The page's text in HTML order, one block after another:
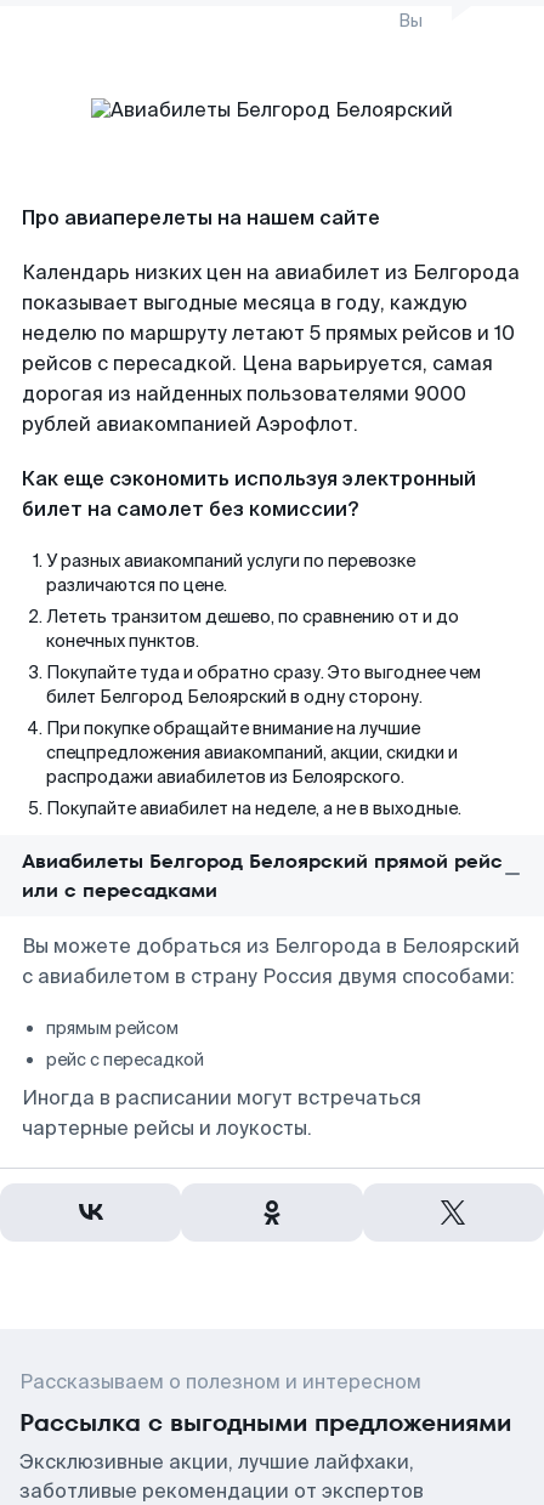
Вы
Про авиаперелеты на нашем сайте
Календарь низких цен на авиабилет из Белгорода
показывает выгодные месяца в году, каждую
неделю по маршруту летают 5 прямых рейсов и 10
рейсов с пересадкой. Цена варьируется, самая
дорогая из найденных пользователями 9000
рублей авиакомпанией Аэрофлот.
Как еще сэкономить используя электронный
билет на самолет без комиссии?
У разных авиакомпаний услуги по перевозке
различаются по цене.
Лететь транзитом дешево, по сравнению от и до
конечных пунктов.
Покупайте туда и обратно сразу. Это выгоднее чем
билет Белгород Белоярский в одну сторону.
При покупке обращайте внимание на лучшие
спецпредложения авиакомпаний, акции, скидки и
распродажи авиабилетов из Белоярского.
Покупайте авиабилет на неделе, а не в выходные.
Авиабилеты Белгород Белоярский прямой рейс
или с пересадками
Вы можете добраться из Белгорода в Белоярский
с авиабилетом в страну Россия двумя способами:
прямым рейсом
рейс с пересадкой
Иногда в расписании могут встречаться
чартерные рейсы и лоукосты.
Рассказываем о полезном и интересном
Рассылка с выгодными предложениями
Эксклюзивные акции, лучшие лайфхаки,
заботливые рекомендации от экспертов